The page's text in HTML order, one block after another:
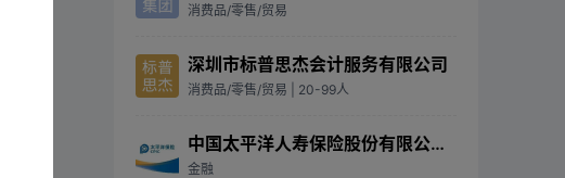
消费品/零售/贸易
深圳市标普思杰会计服务有限公司
消费品/零售/贸易 | 20-99人
中国太平洋人寿保险股份有限公司太原中心支公司晋源营销服务部
金融